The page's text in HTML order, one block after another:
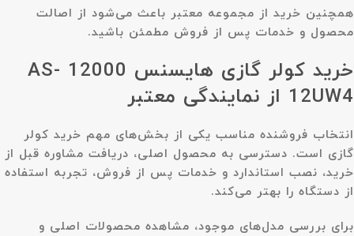
همچنین خرید از مجموعه معتبر باعث می‌شود از اصالت
محصول و خدمات پس از فروش مطمئن باشید.
خرید کولر گازی هایسنس 12000 AS-
12UW4 از نمایندگی معتبر
انتخاب فروشنده مناسب یکی از بخش‌های مهم خرید کولر
گازی است. دسترسی به محصول اصلی، دریافت مشاوره قبل از
خرید، نصب استاندارد و خدمات پس از فروش، تجربه استفاده
از دستگاه را بهتر می‌کند.
برای بررسی مدل‌های موجود، مشاهده محصولات اصلی و